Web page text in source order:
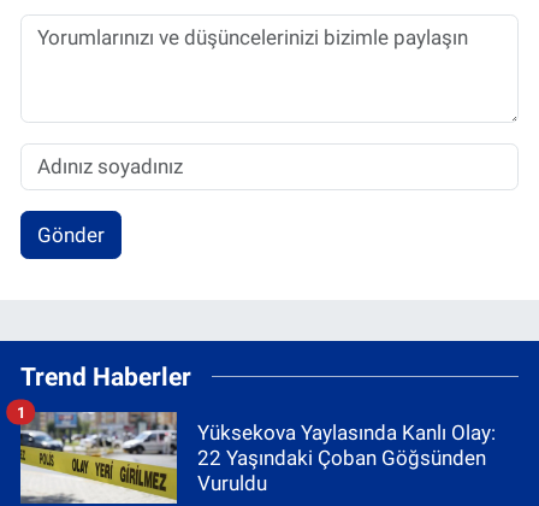
Gönder
Trend Haberler
Yüksekova Yaylasında Kanlı Olay:
22 Yaşındaki Çoban Göğsünden
Vuruldu
1